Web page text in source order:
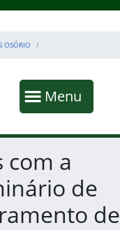
OSÓRIO
Mostrar
Menu
com a
de
de